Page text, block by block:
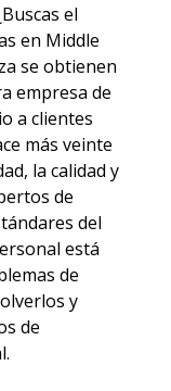
el
en Middle
se obtienen
empresa de
a clientes
más veinte
la calidad y
de
del
está
de
y
de